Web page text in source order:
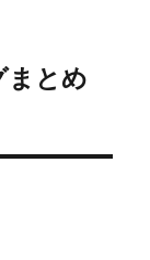
まとめ